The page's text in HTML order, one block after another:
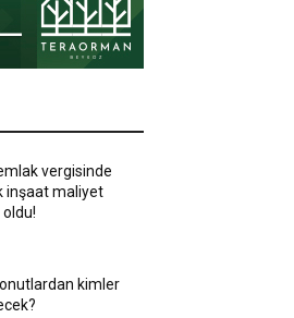
vergisinde
inşaat maliyet
kimler